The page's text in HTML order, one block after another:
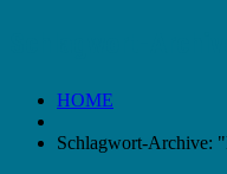
HOME
Schlagwort-Archive: